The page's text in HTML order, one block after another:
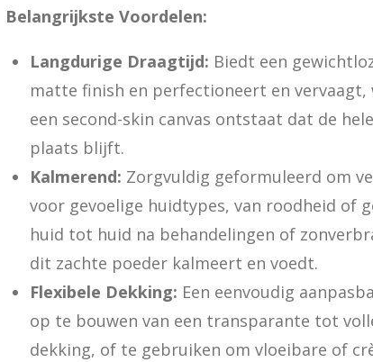
Belangrijkste Voordelen:
Langdurige Draagtijd: Biedt een
matte finish en perfectioneert en vervaagt,
een second-skin canvas ontstaat dat de
plaats blijft.
Kalmerend: Zorgvuldig geformuleerd om
voor gevoelige huidtypes, van roodheid of
huid tot huid na behandelingen of
dit zachte poeder kalmeert en voedt.
Flexibele Dekking: Een eenvoudig
op te bouwen van een transparante tot
dekking, of te gebruiken om vloeibare of